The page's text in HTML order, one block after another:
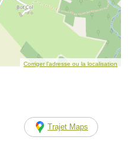
Corriger l’adresse ou la localisation
Trajet Maps